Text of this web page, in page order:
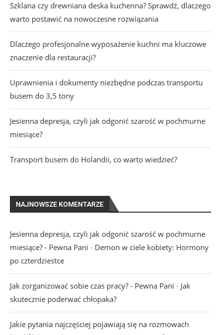
Szklana czy drewniana deska kuchenna? Sprawdź, dlaczego
warto postawić na nowoczesne rozwiązania
Dlaczego profesjonalne wyposażenie kuchni ma kluczowe
znaczenie dla restauracji?
Uprawnienia i dokumenty niezbędne podczas transportu
busem do 3,5 tony
Jesienna depresja, czyli jak odgonić szarość w pochmurne
miesiące?
Transport busem do Holandii, co warto wiedzieć?
NAJNOWSZE KOMENTARZE
Jesienna depresja, czyli jak odgonić szarość w pochmurne
miesiące? - Pewna Pani - Demon w ciele kobiety: Hormony
po czterdziestce
Jak zorganizować sobie czas pracy? - Pewna Pani - Jak
skutecznie poderwać chłopaka?
Jakie pytania najczęściej pojawiają się na rozmowach